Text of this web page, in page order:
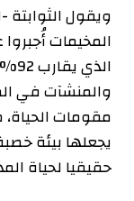
ويقول الثوابتة
المخيمات
والمنشآت في
مقومات
يجعلها بيئة
حقيقيا لحياة